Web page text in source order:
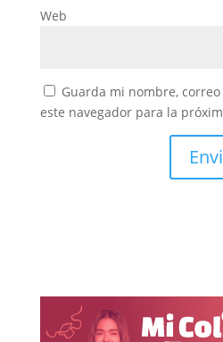
Web
Guarda mi nombre,
este navegador para la